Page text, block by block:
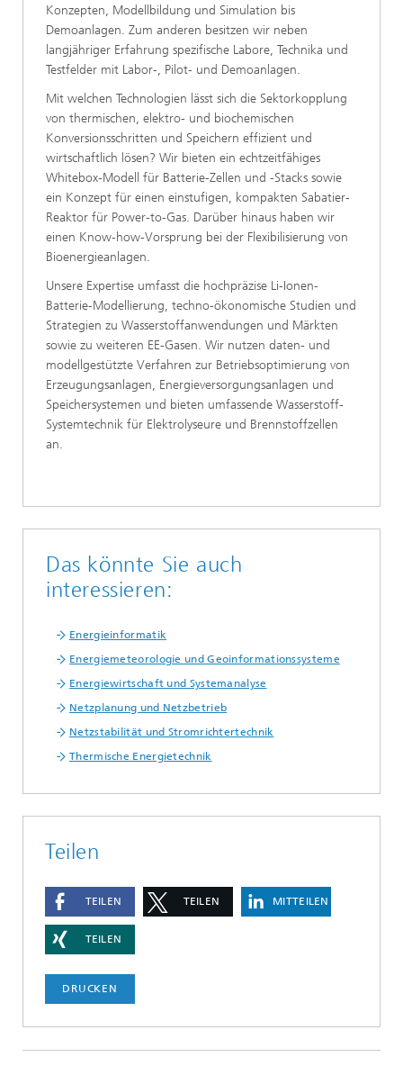
Konzepten, Modellbildung und Simulation bis
Demoanlagen. Zum anderen besitzen wir neben
langjähriger Erfahrung spezifische Labore, Technika und
Testfelder mit Labor-, Pilot- und Demoanlagen.
Mit welchen Technologien lässt sich die Sektorkopplung
von thermischen, elektro- und biochemischen
Konversionsschritten und Speichern effizient und
wirtschaftlich lösen? Wir bieten ein echtzeitfähiges
Whitebox-Modell für Batterie-Zellen und -Stacks sowie
ein Konzept für einen einstufigen, kompakten Sabatier-
Reaktor für Power-to-Gas. Darüber hinaus haben wir
einen Know-how-Vorsprung bei der Flexibilisierung von
Bioenergieanlagen.
Unsere Expertise umfasst die hochpräzise Li-Ionen-
Batterie-Modellierung, techno-ökonomische Studien und
Strategien zu Wasserstoffanwendungen und Märkten
sowie zu weiteren EE-Gasen. Wir nutzen daten- und
modellgestützte Verfahren zur Betriebsoptimierung von
Erzeugungsanlagen, Energieversorgungsanlagen und
Speichersystemen und bieten umfassende Wasserstoff-
Systemtechnik für Elektrolyseure und Brennstoffzellen
an.
Das könnte Sie auch
interessieren:
Energieinformatik
Energiemeteorologie und Geoinformationssysteme
Energiewirtschaft und Systemanalyse
Netzplanung und Netzbetrieb
Netzstabilität und Stromrichtertechnik
Thermische Energietechnik
Teilen
TEILEN TEILEN MITTEILEN
TEILEN
DRUCKEN